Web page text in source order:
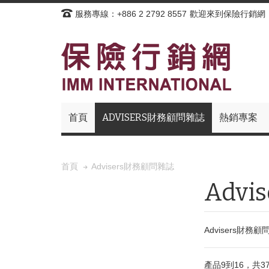
服務專線：+886 2 2792 8557 歡迎來到保險行銷網
首頁 ADVISERS財務顧問雜誌 熱銷專案
首頁 Advisers財務顧問雜誌
Advisers財務顧
產品9到16，共